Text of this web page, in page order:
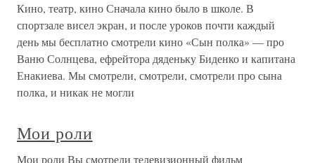
Кино, театр, кино Сначала кино было в школе. В
спортзале висел экран, и после уроков почти каждый
день мы бесплатно смотрели кино «Сын полка» — про
Ваню Солнцева, ефрейтора дяденьку Биденко и капитана
Енакиева. Мы смотрели, смотрели, смотрели про сына
полка, и никак не могли
Мои роли
Мои роли Вы смотрели телевизионный фильм